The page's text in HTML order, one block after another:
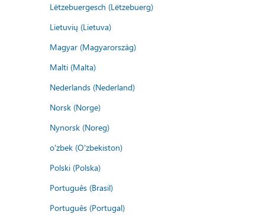
Lëtzebuergesch (Lëtzebuerg)
Lietuvių (Lietuva)
Magyar (Magyarország)
Malti (Malta)
Nederlands (Nederland)
Norsk (Norge)
Nynorsk (Noreg)
o'zbek (O'zbekiston)
Polski (Polska)
Português (Brasil)
Português (Portugal)